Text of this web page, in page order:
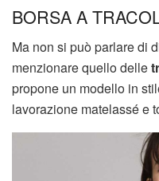
BORSA A
Ma non si può parlare di
menzionare quello delle
propone un modello in
lavorazione matelassé e